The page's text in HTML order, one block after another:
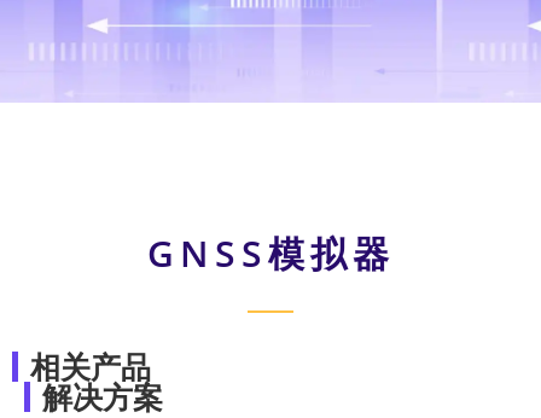
GNSS模拟器
相关产品
解决方案